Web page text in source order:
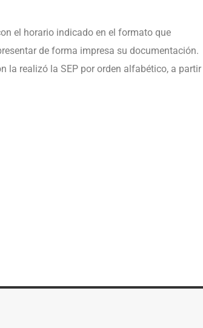
el horario indicado en el formato que
de forma impresa su documentación.
la realizó la SEP por orden alfabético, a partir